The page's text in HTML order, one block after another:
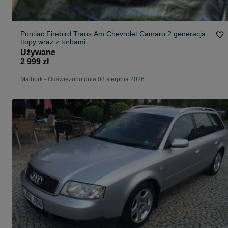
Pontiac Firebird Trans Am Chevrolet Camaro 2 generacja
ttopy wraz z torbami
Używane
2 999 zł
Malbork - Odświeżono dnia 08 sierpnia 2026